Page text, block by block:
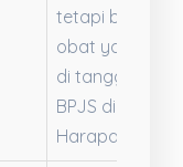
tetapi banyak
obat yang
di tanggung
BPJS di RS
Harapan Kita